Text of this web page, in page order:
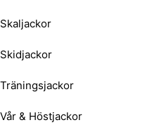
Skaljackor
Skidjackor
Träningsjackor
Vår & Höstjackor